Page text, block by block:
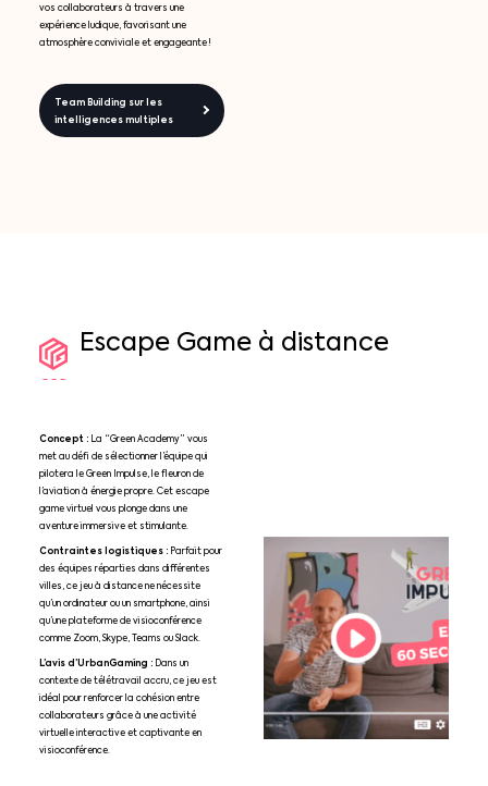
vos collaborateurs à travers une
expérience ludique, favorisant une
atmosphère conviviale et engageante !
Team Building sur les
intelligences multiples
Escape Game à distance
Concept :La “Green Academy” vous
met au défi de sélectionner l’équipe qui
pilotera le Green Impulse, le fleuron de
l’aviation à énergie propre. Cet escape
game virtuel vous plonge dans une
aventure immersive et stimulante.
Contraintes logistiques :Parfait pour
des équipes réparties dans différentes
villes, ce jeu à distance ne nécessite
qu’un ordinateur ou un smartphone, ainsi
qu’une plateforme de visioconférence
comme Zoom, Skype, Teams ou Slack.
L’avis d’UrbanGaming :Dans un
contexte de télétravail accru, ce jeu est
idéal pour renforcer la cohésion entre
collaborateurs grâce à une activité
virtuelle interactive et captivante en
visioconférence.